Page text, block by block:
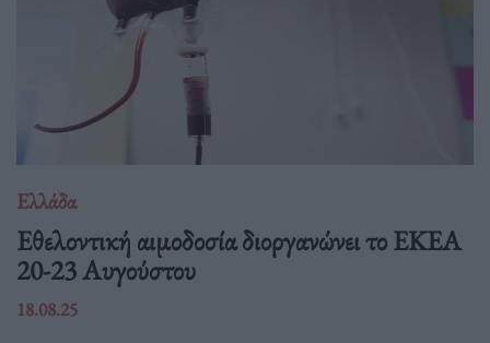
Ελλάδα
Eθελοντική αιμοδοσία διοργανώνει το ΕΚΕΑ
20-23 Αυγούστου
18.08.25